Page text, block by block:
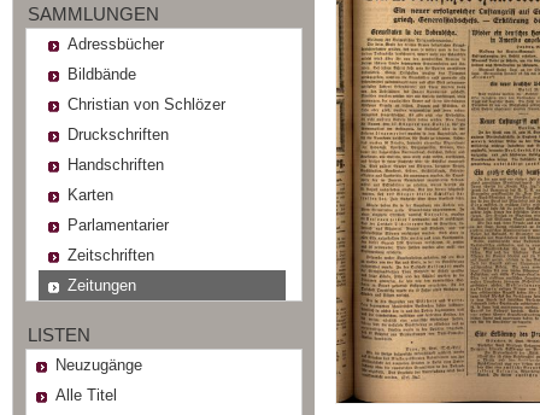
SAMMLUNGEN
Adressbücher
Bildbände
Christian von Schlözer
Druckschriften
Handschriften
Karten
Parlamentarier
Zeitschriften
Zeitungen
LISTEN
Neuzugänge
Alle Titel